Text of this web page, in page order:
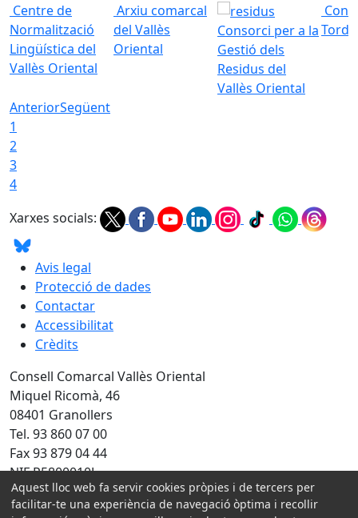
Centre de
Normalització
Lingüística del
Vallès Oriental
Arxiu comarcal
del Vallès
Oriental
Consorci per a la
Gestió dels
Residus del
Vallès Oriental
AnteriorSegüent
1
2
3
4
Xarxes socials:
Avis legal
Protecció de dades
Contactar
Accessibilitat
Crèdits
Consell Comarcal Vallès Oriental
Miquel Ricomà, 46
08401 Granollers
Tel. 93 860 07 00
Fax 93 879 04 44
NIF P5800010J
Amb la col·laboració de:
Aquest lloc web fa servir cookies pròpies i de tercers per
facilitar-te una experiència de navegació òptima i recollir